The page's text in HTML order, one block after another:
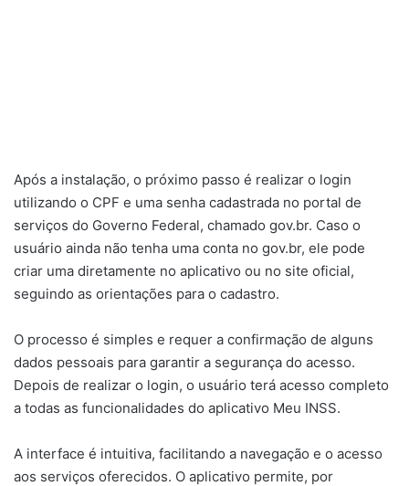
Após a instalação, o próximo passo é realizar o login
utilizando o CPF e uma senha cadastrada no portal de
serviços do Governo Federal, chamado gov.br. Caso o
usuário ainda não tenha uma conta no gov.br, ele pode
criar uma diretamente no aplicativo ou no site oficial,
seguindo as orientações para o cadastro.
O processo é simples e requer a confirmação de alguns
dados pessoais para garantir a segurança do acesso.
Depois de realizar o login, o usuário terá acesso completo
a todas as funcionalidades do aplicativo Meu INSS.
A interface é intuitiva, facilitando a navegação e o acesso
aos serviços oferecidos. O aplicativo permite, por